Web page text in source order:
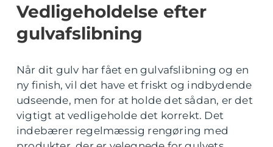
Vedligeholdelse efter
gulvafslibning
Når dit gulv har fået en gulvafslibning og en
ny finish, vil det have et friskt og indbydende
udseende, men for at holde det sådan, er det
vigtigt at vedligeholde det korrekt. Det
indebærer regelmæssig rengøring med